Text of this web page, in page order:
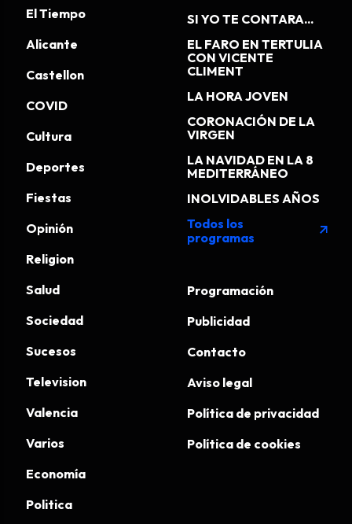
El Tiempo
Alicante
Castellon
COVID
Cultura
Deportes
Fiestas
Opinión
Religion
Salud
Sociedad
Sucesos
Television
Valencia
Varios
Economía
Politica
SI YO TE CONTARA...
EL FARO EN TERTULIA
CON VICENTE
CLIMENT
LA HORA JOVEN
CORONACIÓN DE LA
VIRGEN
LA NAVIDAD EN LA 8
MEDITERRÁNEO
INOLVIDABLES AÑOS
Todos los
programas
arrow_outward
Programación
Publicidad
Contacto
Aviso legal
Política de privacidad
Política de cookies